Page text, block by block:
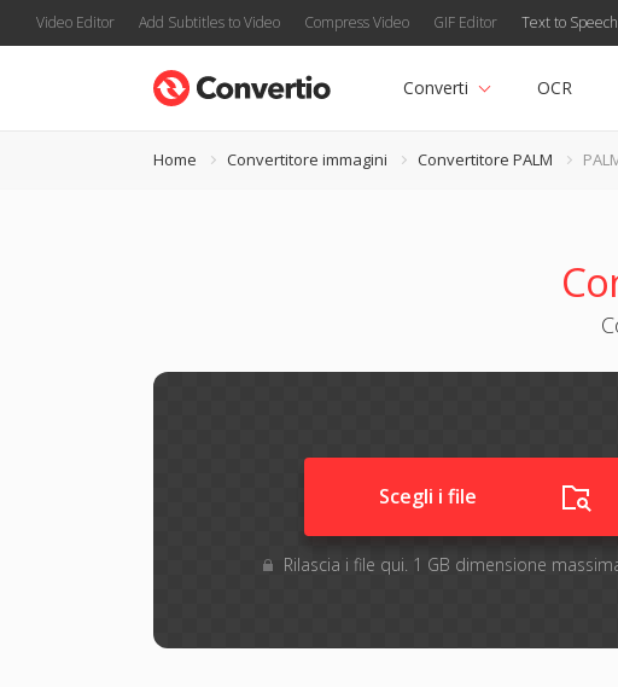
Video Editor Add Subtitles to Video Compress Video GIF Editor Text to Speech
Converti OCR
Home Convertitore immagini Convertitore PALM
Scegli i file
Rilascia i file qui. 1 GB dimensione